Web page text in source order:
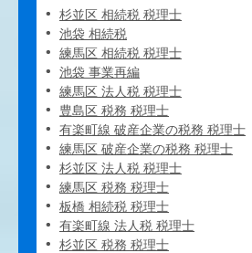
杉並区 相続税 税理士
池袋 相続税
練馬区 相続税 税理士
池袋 事業再編
練馬区 法人税 税理士
豊島区 税務 税理士
有楽町線 破産企業の税務 税理士
練馬区 破産企業の税務 税理士
杉並区 法人税 税理士
練馬区 税務 税理士
板橋 相続税 税理士
有楽町線 法人税 税理士
杉並区 税務 税理士